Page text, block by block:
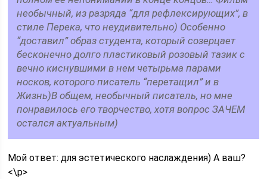
необычный, из разряда “для рефлексирующих”, в
стиле Перека, что неудивительно) Особенно
“доставил” образ студента, который созерцает
бесконечно долго пластиковый розовый тазик с
вечно киснувшими в нем четырьма парами
носков, которого писатель “перетащил” и в
Жизнь)В общем, необычный писатель, но мне
понравилось его творчество, хотя вопрос ЗАЧЕМ
остался актуальным)
Мой ответ: для эстетического наслаждения) А ваш?
<\p>